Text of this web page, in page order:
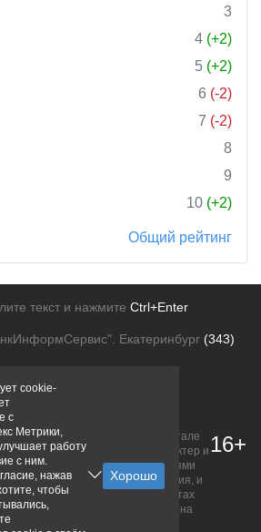
3
4 (+2)
5 (+2)
6 (-2)
7 (-2)
8
9
10 (+2)
Общий рейтинг
текст и нажмите Ctrl+Enter
Екатеринбург (343)
Для рекламодателей
банков, размещенная на портале
ознакомительный характер и
определяемой положениями
точного и полного описания, и
условия уточняйте на сайтах
Исключительное право на
их правообладателям.
16+
cookie-
с
Метрики,
работу
с ним.
нажав
чтобы